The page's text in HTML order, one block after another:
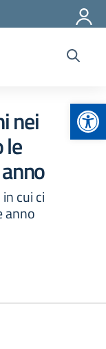
nei
le
cui ci
anno